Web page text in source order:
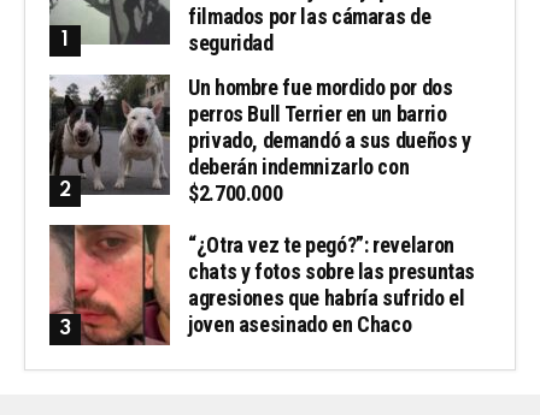
filmados por las cámaras de
seguridad
Un hombre fue mordido por dos
perros Bull Terrier en un barrio
privado, demandó a sus dueños y
deberán indemnizarlo con
$2.700.000
“¿Otra vez te pegó?”: revelaron
chats y fotos sobre las presuntas
agresiones que habría sufrido el
joven asesinado en Chaco